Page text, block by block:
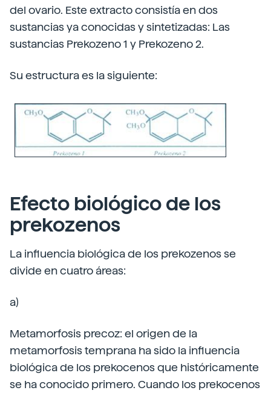
del ovario. Este extracto consistía en dos
sustancias ya conocidas y sintetizadas: Las
sustancias Prekozeno 1 y Prekozeno 2.
Su estructura es la siguiente:
Efecto biológico de los
prekozenos
La influencia biológica de los prekozenos se
divide en cuatro áreas:
a)
Metamorfosis precoz: el origen de la
metamorfosis temprana ha sido la influencia
biológica de los prekocenos que históricamente
se ha conocido primero. Cuando los prekocenos